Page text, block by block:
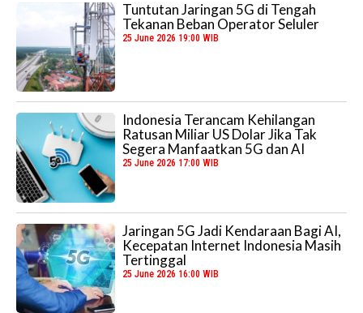
Tuntutan Jaringan 5G di Tengah
Tekanan Beban Operator Seluler
25 June 2026 19:00 WIB
Indonesia Terancam Kehilangan
Ratusan Miliar US Dolar Jika Tak
Segera Manfaatkan 5G dan AI
25 June 2026 17:00 WIB
Jaringan 5G Jadi Kendaraan Bagi AI,
Kecepatan Internet Indonesia Masih
Tertinggal
25 June 2026 16:00 WIB